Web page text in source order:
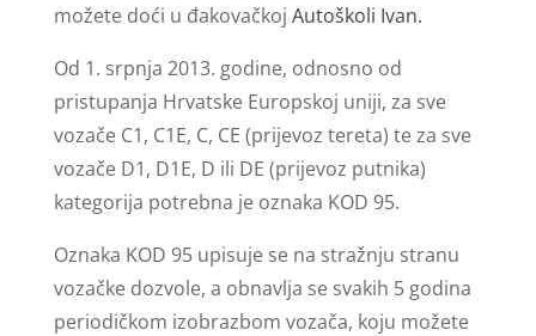
možete doći u đakovačkoj Autoškoli Ivan.
Od 1. srpnja 2013. godine, odnosno od
pristupanja Hrvatske Europskoj uniji, za sve
vozače C1, C1E, C, CE (prijevoz tereta) te za sve
vozače D1, D1E, D ili DE (prijevoz putnika)
kategorija potrebna je oznaka KOD 95.
Oznaka KOD 95 upisuje se na stražnju stranu
vozačke dozvole, a obnavlja se svakih 5 godina
periodičkom izobrazbom vozača, koju možete